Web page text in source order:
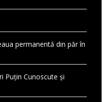
permanentă din păr în
Puțin Cunoscute și